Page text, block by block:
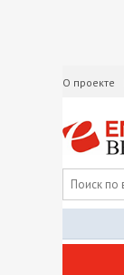
О проекте